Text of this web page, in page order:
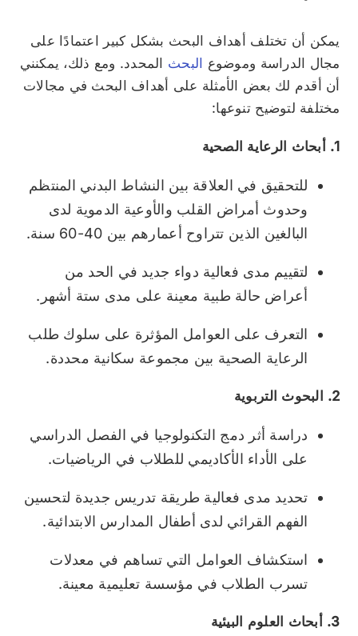
يمكن أن تختلف أهداف البحث بشكل كبير اعتمادًا على
مجال الدراسة وموضوع البحث المحدد. ومع ذلك، يمكنني
أن أقدم لك بعض الأمثلة على أهداف البحث في مجالات
مختلفة لتوضيح تنوعها:
1. أبحاث الرعاية الصحية
للتحقيق في العلاقة بين النشاط البدني المنتظم
وحدوث أمراض القلب والأوعية الدموية لدى
البالغين الذين تتراوح أعمارهم بين 40-60 سنة.
لتقييم مدى فعالية دواء جديد في الحد من
أعراض حالة طبية معينة على مدى ستة أشهر.
التعرف على العوامل المؤثرة على سلوك طلب
الرعاية الصحية بين مجموعة سكانية محددة.
2. البحوث التربوية
دراسة أثر دمج التكنولوجيا في الفصل الدراسي
على الأداء الأكاديمي للطلاب في الرياضيات.
تحديد مدى فعالية طريقة تدريس جديدة لتحسين
الفهم القرائي لدى أطفال المدارس الابتدائية.
استكشاف العوامل التي تساهم في معدلات
تسرب الطلاب في مؤسسة تعليمية معينة.
3. أبحاث العلوم البيئية